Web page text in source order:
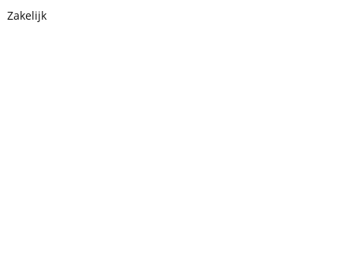
Zakelijk